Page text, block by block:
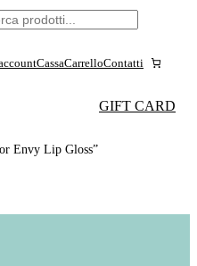
CassaCarrelloContatti
GIFT CARD
Envy Lip Gloss”